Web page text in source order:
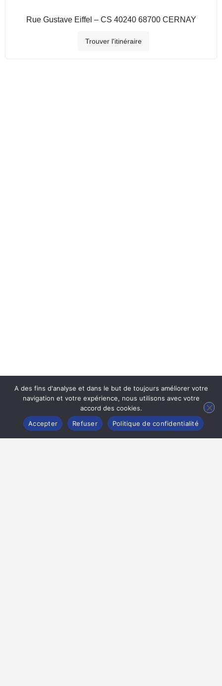
Rue Gustave Eiffel – CS 40240 68700 CERNAY
Trouver l'itinéraire
A des fins d'analyse et dans le but de toujours améliorer votre
navigation et votre expérience, nous utilisons avec votre
accord des cookies.
Accepter
Refuser Politique de confidentialité